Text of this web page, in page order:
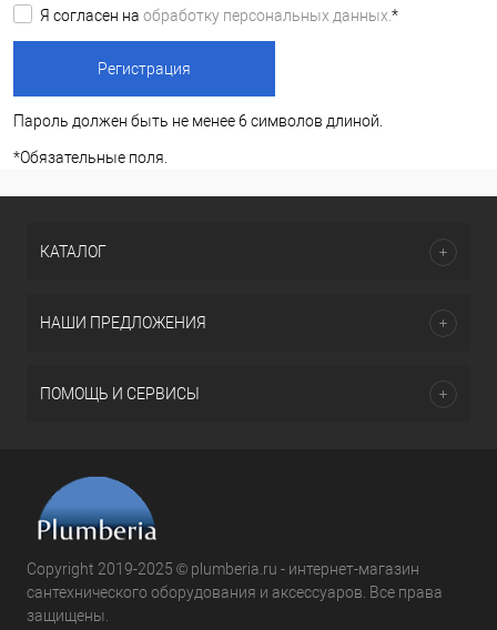
Я согласен на обработку персональных данных. *
Пароль должен быть не менее 6 символов длиной.
*Обязательные поля.
КАТАЛОГ
НАШИ ПРЕДЛОЖЕНИЯ
ПОМОЩЬ И СЕРВИСЫ
Copyright 2019-2025 © plumberia.ru - интернет-магазин
сантехнического оборудования и аксессуаров. Все права
защищены.